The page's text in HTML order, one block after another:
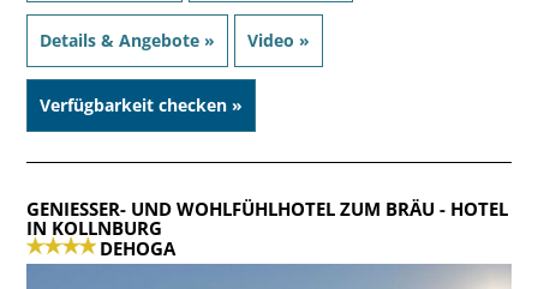
Details & Angebote » Video »
Verfügbarkeit checken »
GENIESSER- UND WOHLFÜHLHOTEL ZUM BRÄU
- HOTEL
IN KOLLNBURG
DEHOGA